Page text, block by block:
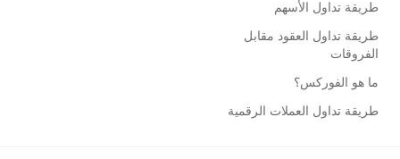
طريقة تداول الأسهم
طريقة تداول العقود مقابل
الفروقات
ما هو الفوركس؟
طريقة تداول العملات الرقمية